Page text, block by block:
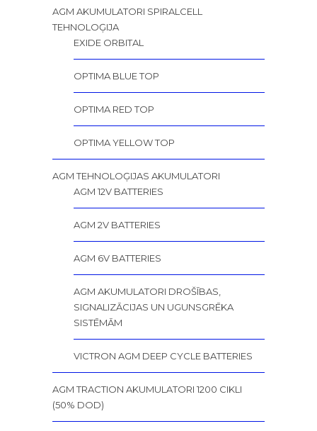
AGM AKUMULATORI SPIRALCELL
TEHNOLOĢIJA
EXIDE ORBITAL
OPTIMA BLUE TOP
OPTIMA RED TOP
OPTIMA YELLOW TOP
AGM TEHNOLOĢIJAS AKUMULATORI
AGM 12V BATTERIES
AGM 2V BATTERIES
AGM 6V BATTERIES
AGM AKUMULATORI DROŠĪBAS,
SIGNALIZĀCIJAS UN UGUNSGRĒKA
SISTĒMĀM
VICTRON AGM DEEP CYCLE BATTERIES
AGM TRACTION AKUMULATORI 1200 CIKLI
(50% DOD)